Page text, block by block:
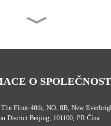
China Servo Type
1000VA 10kva Servo M...
Banatton Jednofázový plně
automatický 500VA 1000...
O
The Floor 40th, NO. 8B, New
District Beijing, 101100, PR Čína